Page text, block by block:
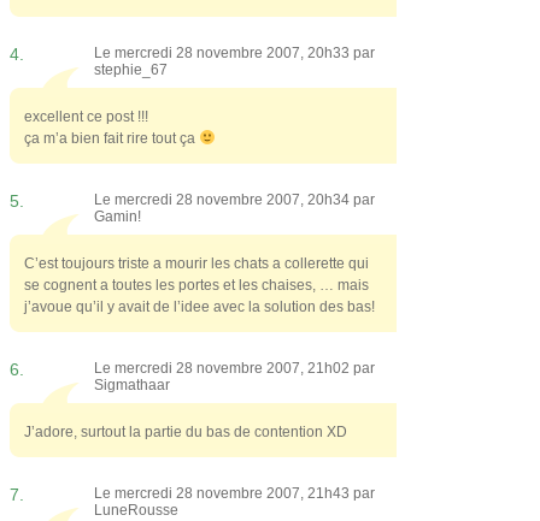
4.
Le mercredi 28 novembre 2007, 20h33 par
stephie_67
excellent ce post !!!
ça m’a bien fait rire tout ça
5.
Le mercredi 28 novembre 2007, 20h34 par
Gamin!
C’est toujours triste a mourir les chats a collerette qui
se cognent a toutes les portes et les chaises, … mais
j’avoue qu’il y avait de l’idee avec la solution des bas!
6.
Le mercredi 28 novembre 2007, 21h02 par
Sigmathaar
J’adore, surtout la partie du bas de contention XD
7.
Le mercredi 28 novembre 2007, 21h43 par
LuneRousse